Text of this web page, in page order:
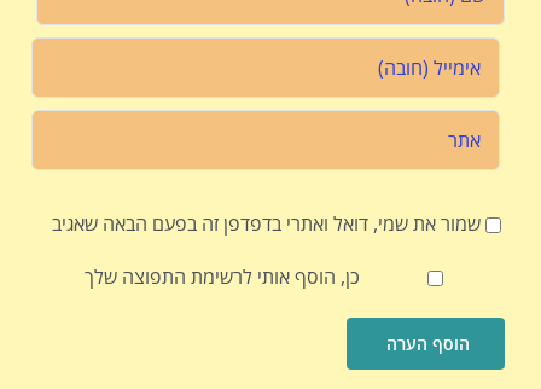
שמור את שמי, דואל ואתרי בדפדפן זה בפעם הבאה שאגיב
כן, הוסף אותי לרשימת התפוצה שלך